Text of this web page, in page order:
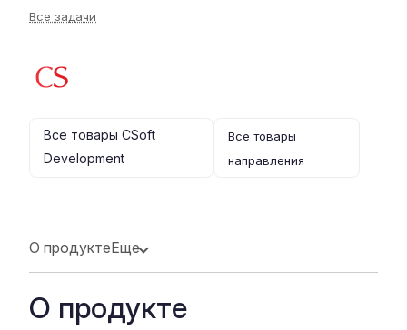
Все задачи
Все товары CSoft
Development
Все товары
направления
О продуктеЕще
О продукте